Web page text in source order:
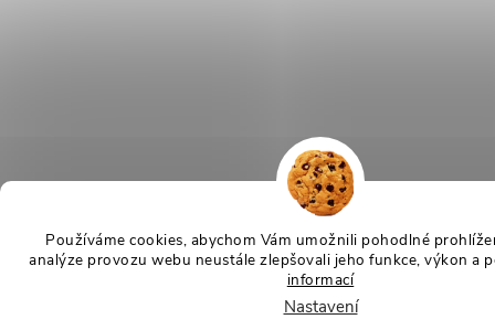
Používáme cookies, abychom Vám umožnili pohodlné
analýze provozu webu neustále zlepšovali jeho funkce, výkon a
informací
Nastavení